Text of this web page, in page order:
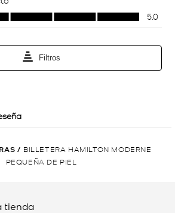
/ BILLETERA HAMILTON MODERNE
PEQUEÑA DE PIEL
tienda